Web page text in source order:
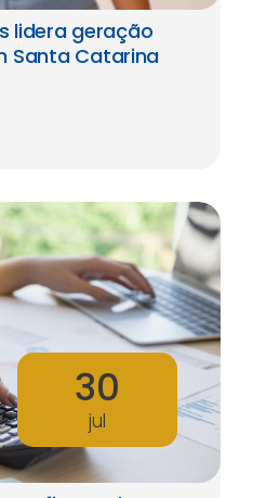
lidera geração
Santa Catarina
30
jul